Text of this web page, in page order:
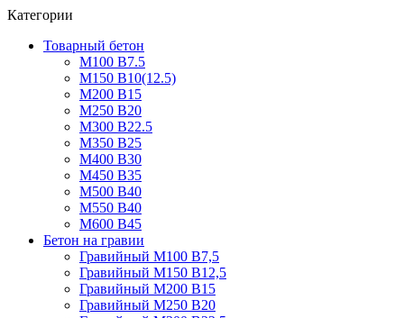
Категории
Товарный бетон
М100 В7.5
М150 В10(12.5)
М200 В15
М250 В20
М300 В22.5
М350 В25
М400 В30
М450 В35
М500 В40
М550 В40
М600 В45
Бетон на гравии
Гравийный М100 В7,5
Гравийный М150 В12,5
Гравийный М200 В15
Гравийный М250 В20